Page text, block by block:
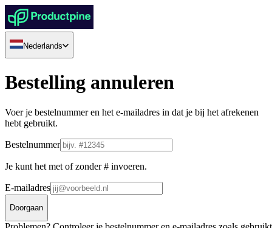
Nederlands
Bestelling annuleren
Voer je bestelnummer en het e-mailadres in dat je bij het afrekenen
hebt gebruikt.
Bestelnummer
Je kunt het met of zonder # invoeren.
E-mailadres
Doorgaan